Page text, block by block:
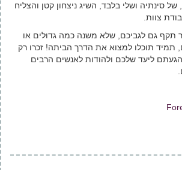
של סינתיה ושלי בלבד, השיג ניצחון קטן והצליח
צוות.
תקף גם לגביכם, שלא משנה כמה גדולים או
תמיד תוכלו למצוא את הדרך הביתה! זכרו רק
ליעד שלכם ולהודות לאנשים הרבים